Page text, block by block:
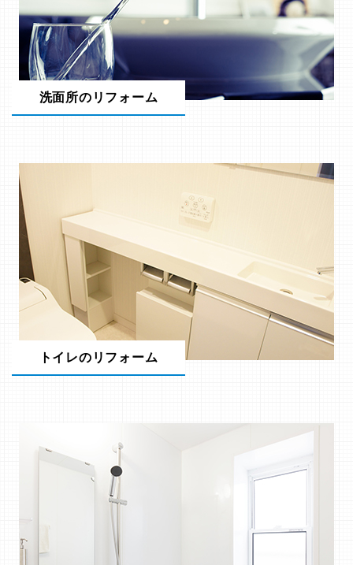
洗面所のリフォーム
トイレのリフォーム